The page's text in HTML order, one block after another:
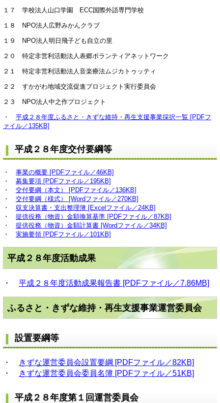
１７ 学校法人山口学園 ECC国際外語専門学校
１８ NPO法人広野みかんクラブ
１９ NPO法人明日飛子ども自立の里
２０ 特定非営利活動法人表郷ボランティアネットワーク
２１ 特定非営利活動法人音楽療法ムジカトゥッティ
２２ すかがわ地域交流促進プロジェクト実行委員会
２３ NPO法人中之作プロジェクト
・ 平成２８年度ふるさと・きずな維持・再生支援事業採択一覧 [PDFフ
ァイル／135KB]
平成２８年度交付要綱等
・ 事業の概要 [PDFファイル／46KB]
・ 募集要項 [PDFファイル／195KB]
・ 交付要綱（本文） [PDFファイル／136KB]
・ 交付要綱（様式） [Wordファイル／270KB]
・ 収支決算書・支出整理簿 [Excelファイル／24KB]
・ 提供役務（物資）金額換算基準 [PDFファイル／87KB]
・ 提供役務（物資）金額計算書 [Wordファイル／34KB]
・ 実施要領 [PDFファイル／101KB]
平成２８年度活動成果
・ 平成２８年度活動成果報告書 [PDFファイル／7.86MB]
ふるさと・きずな維持・再生支援事業運営委員会
設置要綱等
・
きずな運営委員会設置要綱 [PDFファイル／82KB]
・
きずな運営委員会委員名簿 [PDFファイル／51KB]
平成２８年度第１回運営委員会